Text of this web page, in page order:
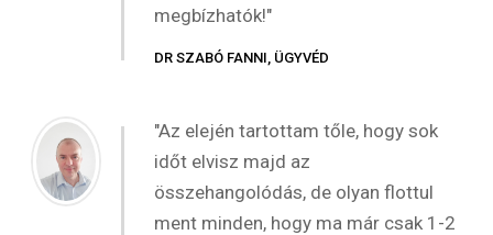
megbízhatók!"
DR SZABÓ FANNI, ÜGYVÉD
"Az elején tartottam tőle, hogy sok
időt elvisz majd az
összehangolódás, de olyan flottul
ment minden, hogy ma már csak 1-2